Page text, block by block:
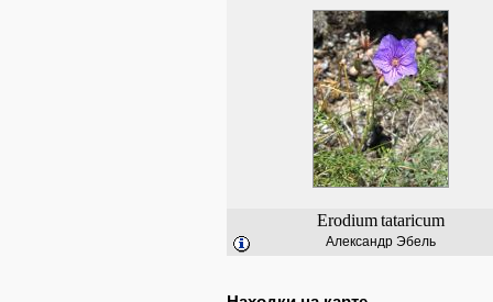
Erodiumtataricum
Александр Эбель